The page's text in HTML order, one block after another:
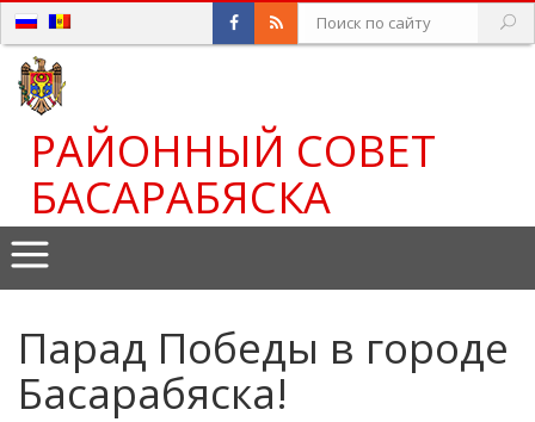
РАЙОННЫЙ СОВЕТ
БАСАРАБЯСКА
Парад Победы в городе
Басарабяска!